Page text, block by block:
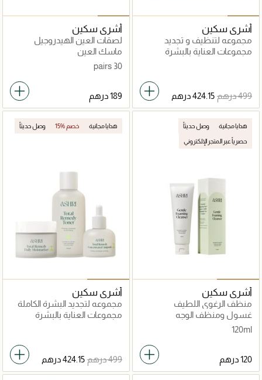
أشري سكين
مجموعه لتنظيف و تجديد
البشرة
مجموعات العناية بالبشرة
أشري سكين
لصقات العين الهيدروجيل
ماسك العين
30 pairs
هدايا مجانية وصل حديثاً
حصرياً عبر المتجر الإلكتروني
أشري سكين
منظف الرغوي اللطيف
غسول ومنظف الوجه
120ml
هدايا مجانية 15% خصم وصل حديثاً
أشري سكين
مجموعه لتجديد البشرة الكاملة
مجموعات العناية بالبشرة